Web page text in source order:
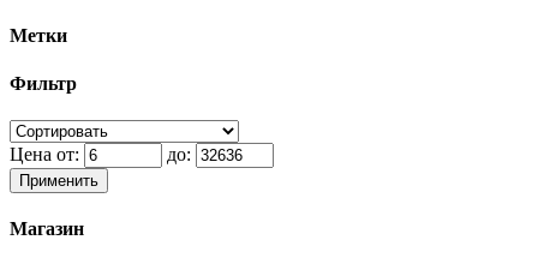
Метки
Фильтр
Цена от: до:
Применить
Магазин